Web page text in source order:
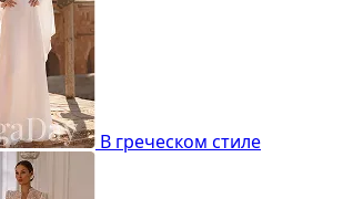
В греческом стиле